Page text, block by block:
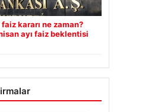
kararı ne zaman?
ayı faiz beklentisi